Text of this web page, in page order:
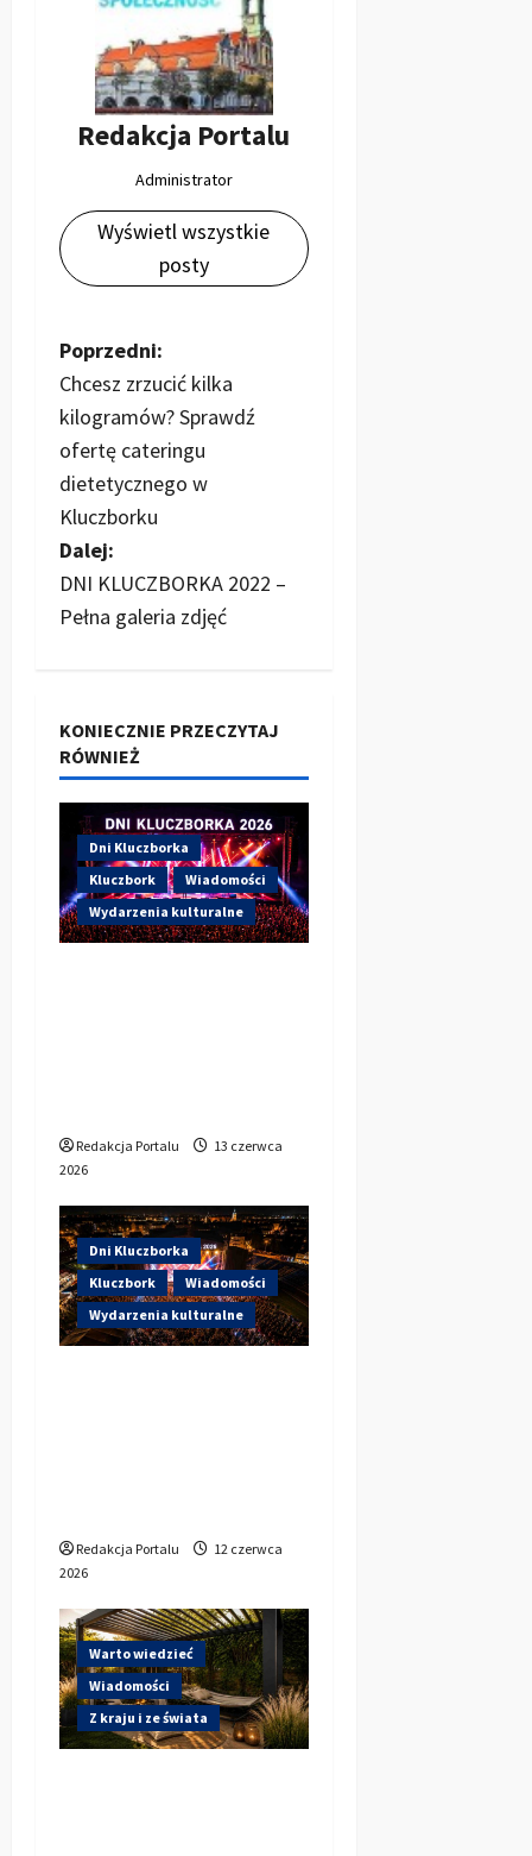
Redakcja Portalu
Administrator
Wyświetl wszystkie
posty
Z
o
b
a
c
z
i
s
y
Poprzedni:
Chcesz zrzucić kilka
kilogramów? Sprawdź
ofertę cateringu
dietetycznego w
Kluczborku
Dalej:
DNI KLUCZBORKA 2022 –
Pełna galeria zdjęć
KONIECZNIE PRZECZYTAJ
RÓWNIEŻ
Dni Kluczborka
Kluczbork
Wiadomości
Wydarzenia kulturalne
Redakcja Portalu
13 czerwca
2026
Dni Kluczborka
Kluczbork
Wiadomości
Wydarzenia kulturalne
Redakcja Portalu
12 czerwca
2026
Warto wiedzieć
Wiadomości
Z kraju i ze świata